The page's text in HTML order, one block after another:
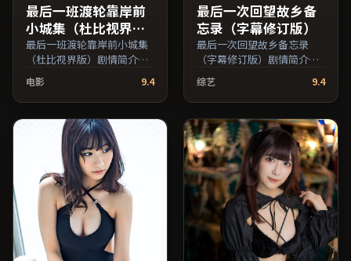
最后一班渡轮靠岸前
小城集（杜比视界
版）
最后一班渡轮靠岸前小城集
（杜比视界版）剧情简介：
替，悬念逐步揭开却保留开
放式回味；由斯皮尔伯格执
导，长泽雅美、木村拓哉、
李秉宪等主演，中国香港出
品，犯罪类型，2024年上映
/ 2024年10月21日于中国香
港地区院线首映，网络平台
同步更新片源。整体观感沉
稳耐看，适合反复品味台词
与镜头。（国产影视资源大
全免费条目索引，支持片名
与演员交叉检索。）
电影 9.4
最后一次回望故乡备
忘录（字幕修订版）
最后一次回望故乡备忘录
（字幕修订版）剧情简介：
节奏在沉静与爆发之间交
替，悬念逐步揭开却保留开
放式回味；由乌尔善执导，
章子怡、木村拓哉、吴京等
主演，日本出品，悬疑类
型，2024年上映 / 2024年3
月3日于日本地区院线首映，
网络平台同步更新片源。整
体观感沉稳耐看，适合反复
品味台词与镜头。（国产影
视资源大全免费条目索引，
支持片名与演员交叉检
综艺 9.4